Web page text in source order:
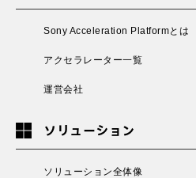
Sony Acceleration Platformとは
アクセラレーター一覧
運営会社
ソリューション
ソリューション全体像